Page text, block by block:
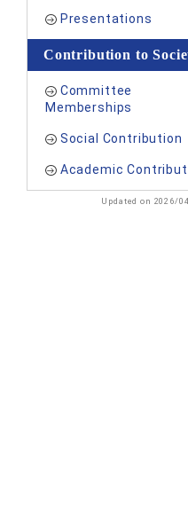
Presentations
Contribution to
Committee
Memberships
Social Contribution
Academic
Updated on 2026/